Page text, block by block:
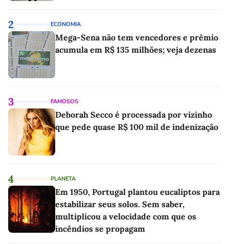
2 ECONOMIA
Mega-Sena não tem vencedores e prêmio
acumula em R$ 135 milhões; veja dezenas
3 FAMOSOS
Deborah Secco é processada por vizinho
que pede quase R$ 100 mil de indenização
4 PLANETA
Em 1950, Portugal plantou eucaliptos para
estabilizar seus solos. Sem saber,
multiplicou a velocidade com que os
incêndios se propagam